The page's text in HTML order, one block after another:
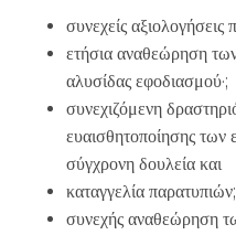
συνεχείς
ετήσια αναθεώρηση
αλυσίδας εφοδιασμού·;
συνεχιζόμενη
ευαισθητοποίησης των
σύγχρονη δουλεία και
καταγγελία παρατυπιών;
συνεχής αναθεώρηση